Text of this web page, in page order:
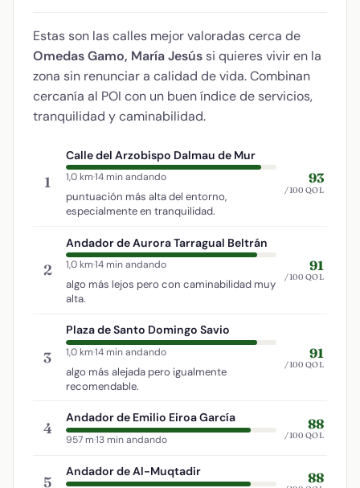
Estas son las calles mejor valoradas cerca de
Omedas Gamo, María Jesús si quieres vivir en la
zona sin renunciar a calidad de vida. Combinan
cercanía al POI con un buen índice de servicios,
tranquilidad y caminabilidad.
1
Calle del Arzobispo Dalmau de Mur
1,0 km·14 min andando
puntuación más alta del entorno,
especialmente en tranquilidad.
93
/100 QOL
2
Andador de Aurora Tarragual Beltrán
1,0 km·14 min andando
algo más lejos pero con caminabilidad muy
alta.
91
/100 QOL
3
Plaza de Santo Domingo Savio
1,0 km·14 min andando
algo más alejada pero igualmente
recomendable.
91
/100 QOL
4
Andador de Emilio Eiroa García
957 m·13 min andando
88
/100 QOL
5
Andador de Al-Muqtadir 88